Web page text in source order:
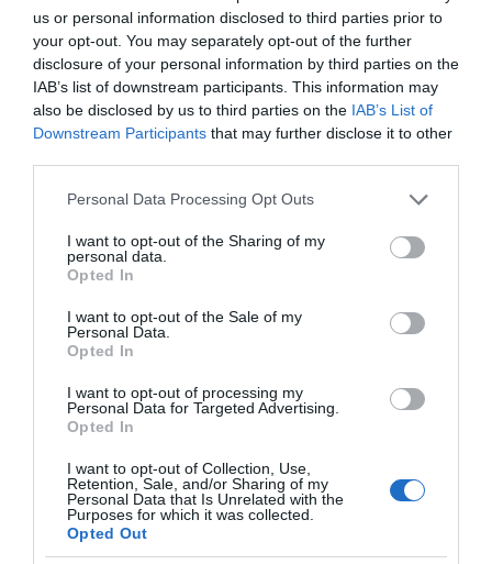
us or personal information disclosed to third parties prior to
your opt-out. You may separately opt-out of the further
disclosure of your personal information by third parties on the
IAB’s list of downstream participants. This information may
also be disclosed by us to third parties on the IAB’s List of
Downstream Participants that may further disclose it to other
Please note that this website/app uses one or more Google
not limited to your visit or usage behaviour. You may click to
grant or deny consent to Google and its third-party tags to
use your data for below specified purposes in below Google
consent section.
Personal Data Processing Opt Outs
I want to opt-out of the Sharing of my
personal data.
Opted In
I want to opt-out of the Sale of my
Personal Data.
Opted In
I want to opt-out of processing my
Personal Data for Targeted Advertising.
Opted In
I want to opt-out of Collection, Use,
Retention, Sale, and/or Sharing of my
Personal Data that Is Unrelated with the
Purposes for which it was collected.
Opted Out